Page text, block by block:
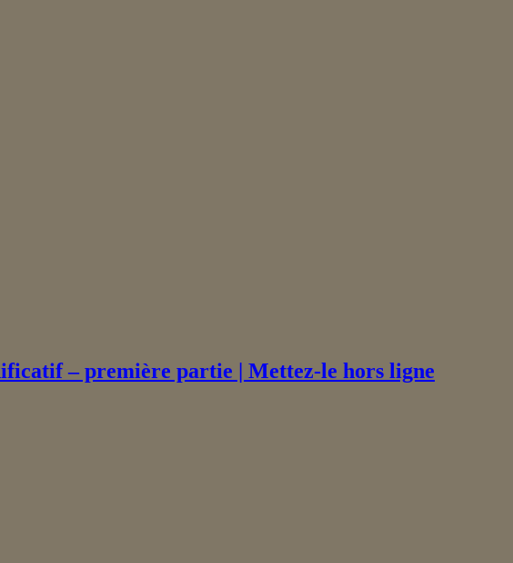
– première partie | Mettez-le hors ligne